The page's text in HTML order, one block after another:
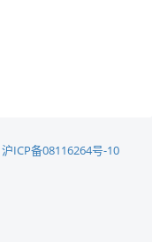
沪ICP备08116264号-10